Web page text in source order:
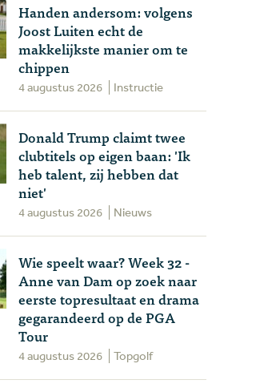
Handen andersom: volgens
Joost Luiten echt de
makkelijkste manier om te
chippen
4 augustus 2026 Instructie
Donald Trump claimt twee
clubtitels op eigen baan: 'Ik
heb talent, zij hebben dat
niet'
4 augustus 2026 Nieuws
Wie speelt waar? Week 32 -
Anne van Dam op zoek naar
eerste topresultaat en drama
gegarandeerd op de PGA
Tour
4 augustus 2026 Topgolf